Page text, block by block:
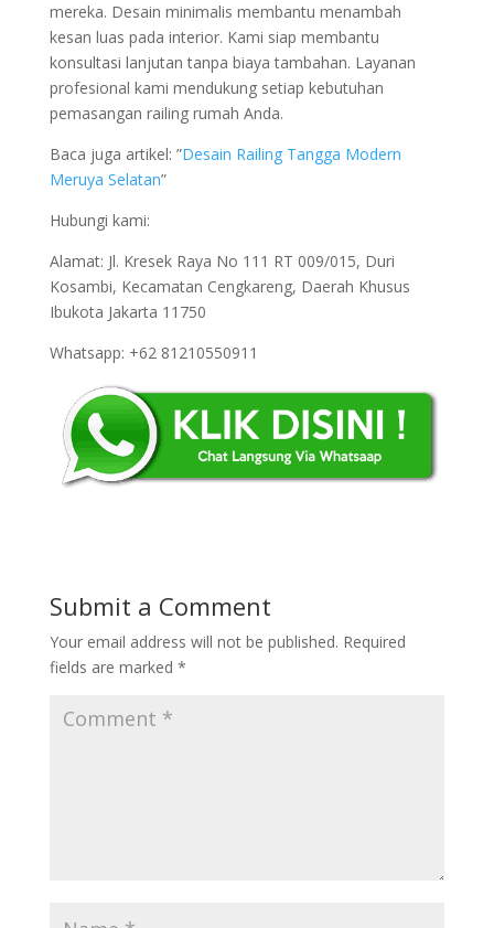
mereka. Desain minimalis membantu menambah
kesan luas pada interior. Kami siap membantu
konsultasi lanjutan tanpa biaya tambahan. Layanan
profesional kami mendukung setiap kebutuhan
pemasangan railing rumah Anda.
Baca juga artikel: ”Desain Railing Tangga Modern
Meruya Selatan”
Hubungi kami:
Alamat: Jl. Kresek Raya No 111 RT 009/015, Duri
Kosambi, Kecamatan Cengkareng, Daerah Khusus
Ibukota Jakarta 11750
Whatsapp: +62 81210550911
Submit a Comment
Your email address will not be published. Required
fields are marked *